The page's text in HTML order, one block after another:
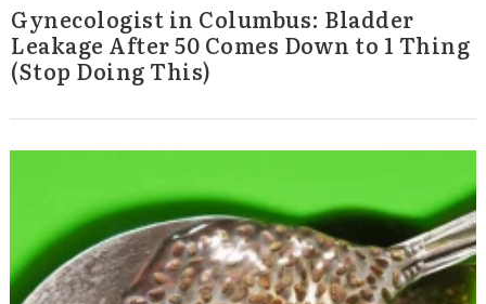
Gynecologist in Columbus: Bladder
Leakage After 50 Comes Down to 1 Thing
(Stop Doing This)